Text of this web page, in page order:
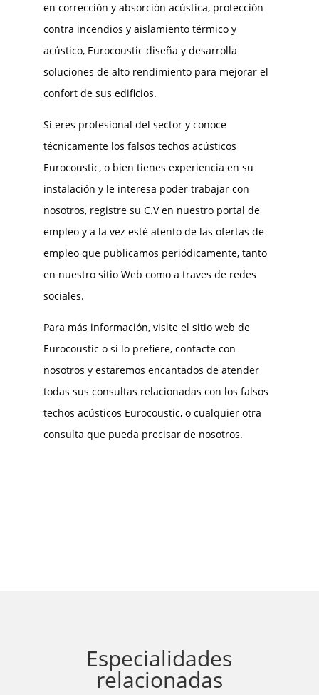
en corrección y absorción acústica, protección
contra incendios y aislamiento térmico y
acústico, Eurocoustic diseña y desarrolla
soluciones de alto rendimiento para mejorar el
confort de sus edificios.
Si eres profesional del sector y conoce
técnicamente los falsos techos acústicos
Eurocoustic, o bien tienes experiencia en su
instalación y le interesa poder trabajar con
nosotros, registre su C.V en nuestro portal de
empleo y a la vez esté atento de las ofertas de
empleo que publicamos periódicamente, tanto
en nuestro sitio Web como a traves de redes
sociales.
Para más información, visite el sitio web de
Eurocoustic o si lo prefiere, contacte con
nosotros y estaremos encantados de atender
todas sus consultas relacionadas con los falsos
techos acústicos Eurocoustic, o cualquier otra
consulta que pueda precisar de nosotros.
Especialidades
relacionadas